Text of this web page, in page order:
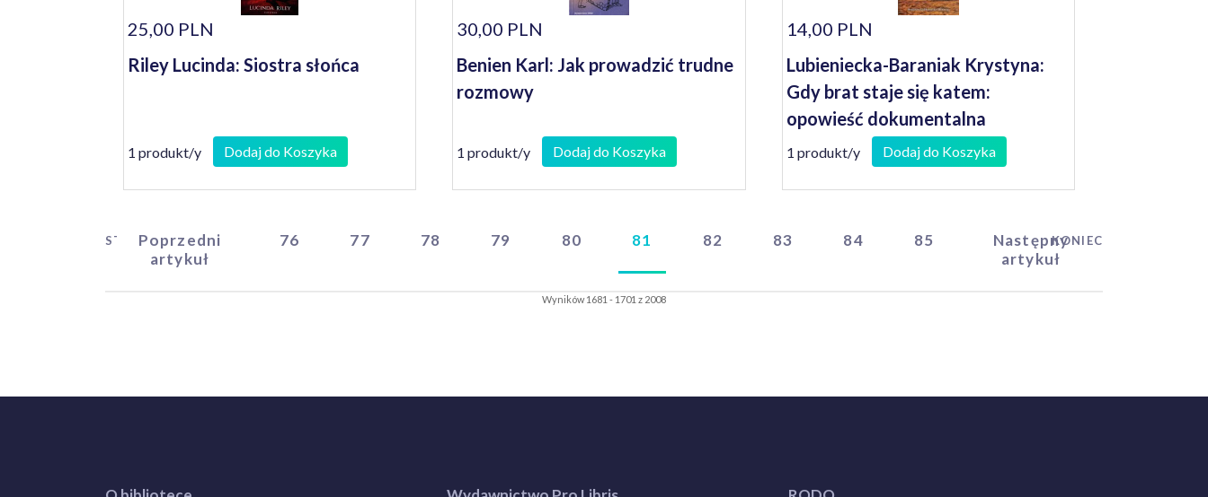
25,00 PLN
Riley Lucinda: Siostra słońca
1 produkt/y Dodaj do Koszyka
30,00 PLN
Benien Karl: Jak prowadzić trudne
rozmowy
1 produkt/y Dodaj do Koszyka
14,00 PLN
Lubieniecka-Baraniak Krystyna:
Gdy brat staje się katem:
opowieść dokumentalna
1 produkt/y Dodaj do Koszyka
STARTPoprzedni
artykuł
76 77 78 79 80 81 82 83 84 85
Następny
artykuł
KONIEC
Wyników 1681 - 1701 z 2008